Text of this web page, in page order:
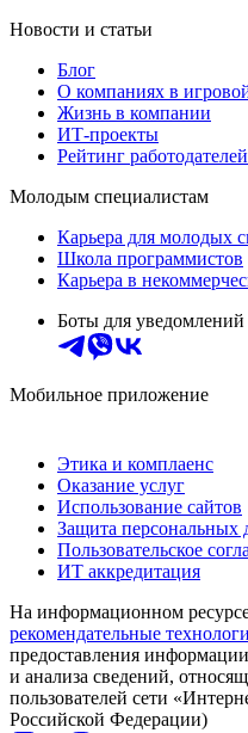
Новости и статьи
Блог
О компаниях в
Жизнь в компании
ИТ-проекты
Рейтинг
Молодым специалистам
Карьера для молодых
Школа программистов
Карьера в
Боты для уведомлений
Мобильное приложение
Этика и комплаенс
Оказание услуг
Использование сайтов
Защита персональных
Пользовательское
ИТ аккредитация
На информационном
рекомендательные
предоставления
и анализа сведений,
пользователей сети
Российской Федерации)